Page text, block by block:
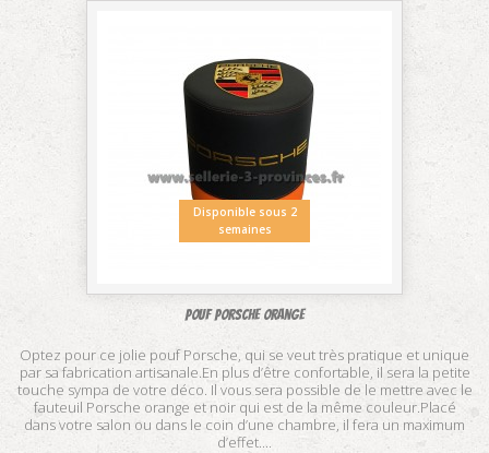
Disponible sous 2
semaines
Pouf Porsche orange
Optez pour ce jolie pouf Porsche, qui se veut très pratique et unique
par sa fabrication artisanale.En plus d’être confortable, il sera la petite
touche sympa de votre déco. Il vous sera possible de le mettre avec le
fauteuil Porsche orange et noir qui est de la même couleur.Placé
dans votre salon ou dans le coin d’une chambre, il fera un maximum
d’effet....